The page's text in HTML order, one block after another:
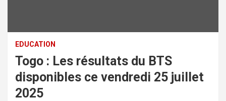
EDUCATION
Togo : Les résultats du BTS
disponibles ce vendredi 25 juillet
2025